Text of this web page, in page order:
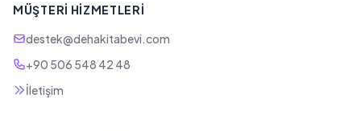
MÜŞTERI HIZMETLERI
destek@dehakitabevi.com
+90 506 548 42 48
İletişim